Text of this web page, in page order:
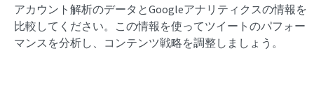
アカウント解析のデータとGoogleアナリティクスの情報を
比較してください。この情報を使ってツイートのパフォー
マンスを分析し、コンテンツ戦略を調整しましょう。